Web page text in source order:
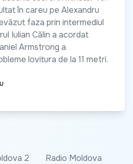
în careu pe Alexandru
faza prin intermediul
Iulian Călin a acordat
Armstrong a
lovitura de la 11 metri.
2
Radio Moldova